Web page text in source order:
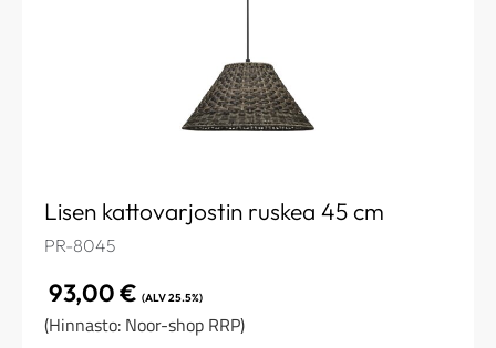
Lisen kattovarjostin ruskea 45 cm
PR-8045
93,00€ (ALV 25.5%)
(Hinnasto: Noor-shop RRP)